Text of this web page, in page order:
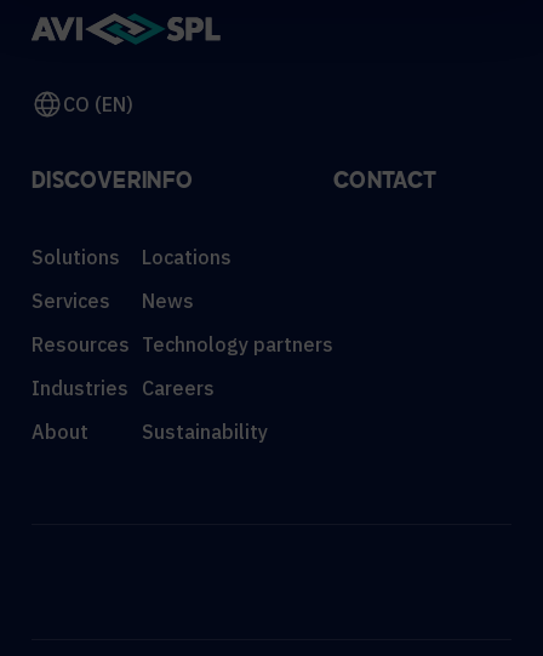
CO (EN)
DISCOVER
Solutions
Services
Resources
Industries
About
INFO
Locations
News
Technology partners
Careers
Sustainability
CONTACT